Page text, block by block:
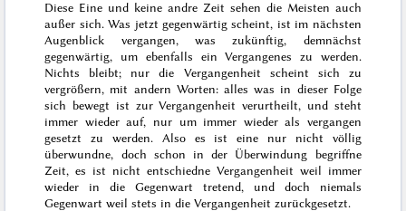
Diese Eine und keine andre Zeit sehen die Meisten auch
außer sich. Was jetzt gegenwärtig scheint, ist im nächsten
Augenblick vergangen, was zukünftig, demnächst
gegenwärtig, um ebenfalls ein Vergangenes zu werden.
Nichts bleibt; nur die Vergangenheit scheint sich zu
vergrößern, mit andern Worten: alles was in dieser Folge
sich bewegt ist zur Vergangenheit verurtheilt, und steht
immer wieder auf, nur um immer wieder als vergangen
gesetzt zu werden. Also es ist eine nur nicht völlig
überwundne, doch schon in der Überwindung begriffne
Zeit, es ist nicht entschiedne Vergangenheit weil immer
wieder in die Gegenwart tretend, und doch niemals
Gegenwart weilstets in die Vergangenheit zurückgesetzt.